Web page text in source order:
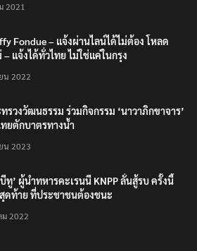
2021
Fondue – แจ้งผ่านไลน์ได้ไม่ต้อง โหลด
แจ้งได้ทั่วไทย ไม่ใช่แค่ในกรุง
น 2022
รวงวัฒนธรรม ร่วมกิจกรรม ‘นาวาภิกขาจาร’
ยตักบาตรทางน้ำ
น 2023
ทู’ ผู้นำทหารคะเรนนี KNPP ลั่นสู้รบ ครั้งนี้
ดท้าย ที่ประชาชนต้องชนะ
ม 2022